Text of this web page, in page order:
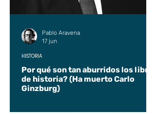
Por qué son tan aburridos los libros
de historia? (Ha muerto Carlo
Ginzburg)
HISTORIA
Pablo Aravena
17 jun